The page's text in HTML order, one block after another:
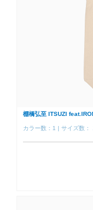
棚橋弘至 ITSUZI
カラー数：1 | サイズ数：